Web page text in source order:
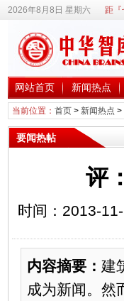
2026年8月8日 星期六 距『
网站首页 新闻热点
当前位置： 首页> 新闻热点 >
要闻热帖
评
时间：2013-
内容摘要： 建
成为新闻。然